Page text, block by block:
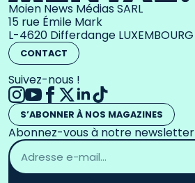
Moien News Médias SARL
15 rue Émile Mark
L-4620 Differdange LUXEMBOURG
CONTACT
Suivez-nous !
S’ABONNER À NOS MAGAZINES
Abonnez-vous à notre newsletter
Adresse
email
*